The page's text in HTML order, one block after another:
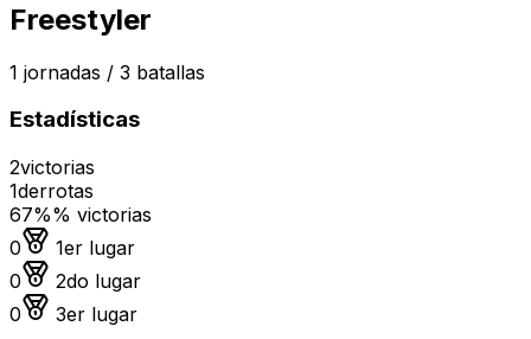
Freestyler
1 jornadas / 3 batallas
Estadísticas
2victorias
1derrotas
67%% victorias
0
Medalla de oro
1er lugar
0
Medalla de plata
2do lugar
0
Medalla de bronce
3er lugar